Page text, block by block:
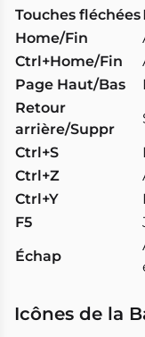
Touches fléchées
Home/Fin
Ctrl+Home/Fin
Page Haut/Bas
Retour
arrière/Suppr
Ctrl+S
Ctrl+Z
Ctrl+Y
F5
Échap
Icônes de la